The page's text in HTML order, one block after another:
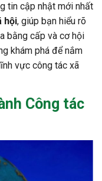
tin cập nhật mới nhất
hội, giúp bạn hiểu rõ
bằng cấp và cơ hội
khám phá để nắm
vực công tác xã
Công tác